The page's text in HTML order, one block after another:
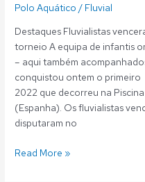
Polo Aquático / Fluvial
Destaques Fluvialistas
torneio A equipa de infantis
– aqui também
conquistou ontem o primeiro
2022 que decorreu na
(Espanha). Os fluvialistas
disputaram no
Read More »